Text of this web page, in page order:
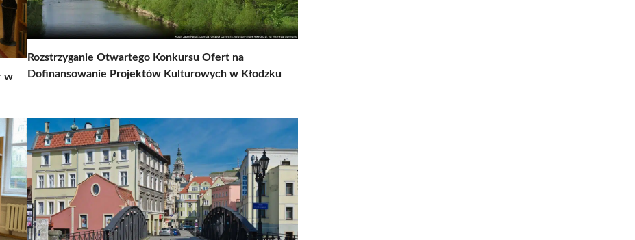
w
Rozstrzyganie Otwartego Konkursu Ofert na
Dofinansowanie Projektów Kulturowych w Kłodzku